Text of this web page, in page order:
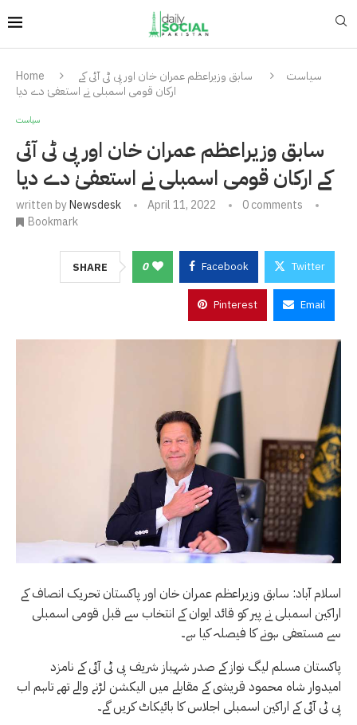
Home سیاست
سابق وزیراعظم عمران خان اور پی ٹی آئی کے
ارکان قومی اسمبلی نے استعفیٰ دے دیا
سیاست
سابق وزیراعظم عمران خان اور پی ٹی آئی
کے ارکان قومی اسمبلی نے استعفیٰ دے دیا
written byNewsdesk April 11, 2022
0 comments
Bookmark
SHARE 0 Facebook Twitter
Pinterest Email
اسلام آباد: سابق وزیراعظم عمران خان اور پاکستان تحریک انصاف کے
اراکین اسمبلی نے پیر کو قائد ایوان کے انتخاب سے قبل قومی اسمبلی
سے مستعفی ہونے کا فیصلہ کیا ہے۔
پاکستان مسلم لیگ نواز کے صدر شہباز شریف پی ٹی آئی کے نامزد
امیدوار شاہ محمود قریشی کے مقابلے میں الیکشن لڑنے والے تھے تاہم اب
پی ٹی آئی کے اراکین اسمبلی اجلاس کا بائیکاٹ کریں گے۔